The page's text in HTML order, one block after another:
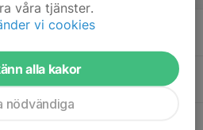
våra tjänster.
vi cookies
alla kakor
nödvändiga